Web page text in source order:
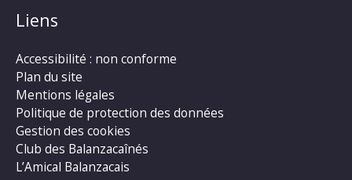
Liens
Accessibilité : non conforme
Plan du site
Mentions légales
Politique de protection des données
Gestion des cookies
Club des Balanzacaînés
L’Amical Balanzacais